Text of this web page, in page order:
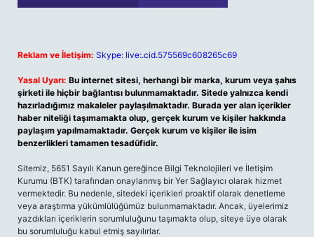
Reklam ve İletişim: Skype: live:.cid.575569c608265c69
Yasal Uyarı: Bu internet sitesi, herhangi bir marka, kurum veya şahıs
şirketi ile hiçbir bağlantısı bulunmamaktadır. Sitede yalnızca kendi
hazırladığımız makaleler paylaşılmaktadır. Burada yer alan içerikler
haber niteliği taşımamakta olup, gerçek kurum ve kişiler hakkında
paylaşım yapılmamaktadır. Gerçek kurum ve kişiler ile isim
benzerlikleri tamamen tesadüfidir.
Sitemiz, 5651 Sayılı Kanun gereğince Bilgi Teknolojileri ve İletişim
Kurumu (BTK) tarafından onaylanmış bir Yer Sağlayıcı olarak hizmet
vermektedir. Bu nedenle, sitedeki içerikleri proaktif olarak denetleme
veya araştırma yükümlülüğümüz bulunmamaktadır. Ancak, üyelerimiz
yazdıkları içeriklerin sorumluluğunu taşımakta olup, siteye üye olarak
bu sorumluluğu kabul etmiş sayılırlar.